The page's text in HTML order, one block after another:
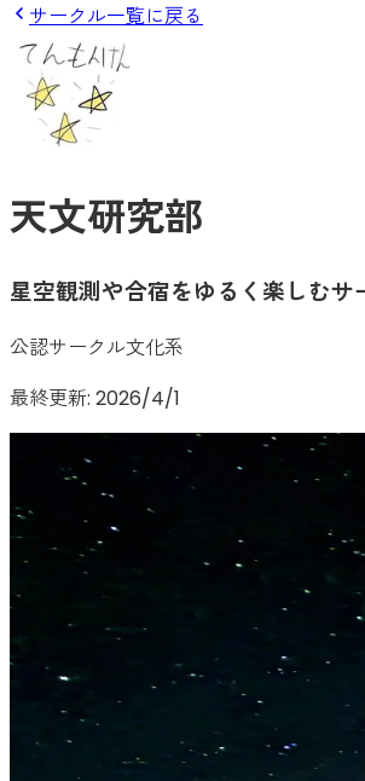
サークル一覧に戻る
天文研究部
星空観測や合宿をゆるく楽しむサ
公認サークル文化系
最終更新: 2026/4/1